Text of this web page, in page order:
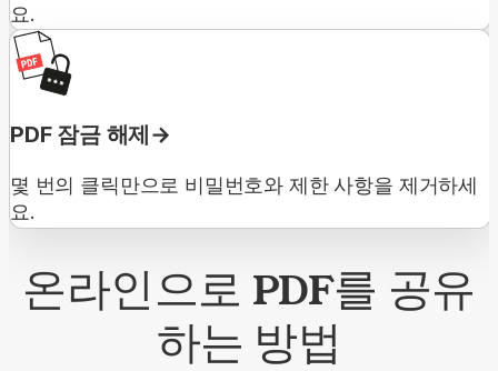
요.
PDF 잠금 해제
몇 번의 클릭만으로 비밀번호와 제한 사항을 제거하세
요.
온라인으로 PDF를 공유
하는 방법